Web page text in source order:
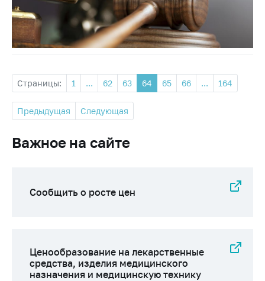
Страницы: 1 ... 62 63 64 65 66 ... 164
Предыдущая Следующая
Важное на сайте
Сообщить о росте цен
Ценообразование на лекарственные
средства, изделия медицинского
назначения и медицинскую технику